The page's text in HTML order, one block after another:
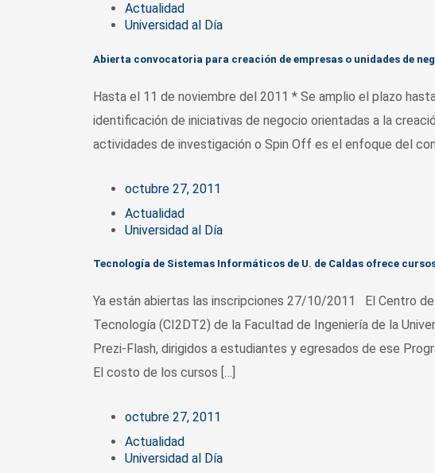
Actualidad
Universidad al Día
Abierta convocatoria para creación de empresas o unidades de
Hasta el 11 de noviembre del 2011 * Se amplio el plazo
identificación de iniciativas de negocio orientadas a la
actividades de investigación o Spin Off es el enfoque del
octubre 27, 2011
Actualidad
Universidad al Día
Tecnología de Sistemas Informáticos de U. de Caldas ofrece
Ya están abiertas las inscripciones 27/10/2011 El Centro
Tecnología (CI2DT2) de la Facultad de Ingeniería de la
Prezi-Flash, dirigidos a estudiantes y egresados de ese
El costo de los cursos […]
octubre 27, 2011
Actualidad
Universidad al Día